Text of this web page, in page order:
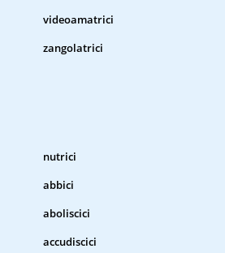
videoamatrici
zangolatrici
nutrici
abbici
aboliscici
accudiscici